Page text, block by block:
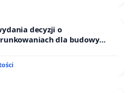
decyzji o
dla budowy
„Krynki” w